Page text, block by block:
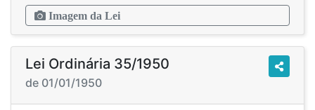
Imagem da Lei
Lei Ordinária 35/1950
de 01/01/1950